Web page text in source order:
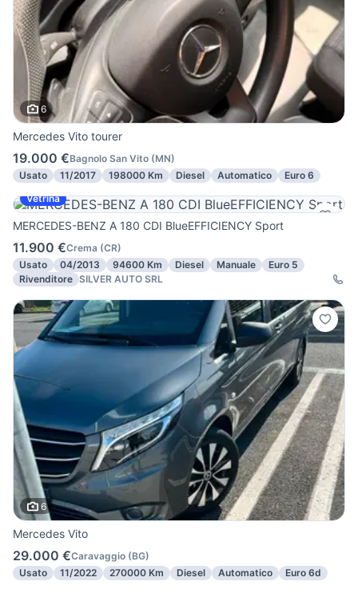
6
Mercedes Vito tourer
19.000 €Bagnolo San Vito (MN)
Usato
11/2017 198000 Km Diesel Automatico
Euro 6
Vetrina
MERCEDES-BENZ A 180 CDI BlueEFFICIENCY Sport
11.900 €Crema (CR)
Usato
04/2013 94600 Km Diesel Manuale
Euro 5
Rivenditore SILVER AUTO SRL
6
Mercedes Vito
29.000 €Caravaggio (BG)
Usato
11/2022 270000 Km Diesel Automatico Euro 6d